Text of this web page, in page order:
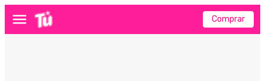
Menú Comprar